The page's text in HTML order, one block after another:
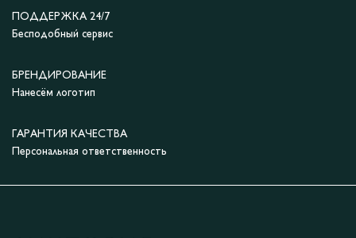
ПОДДЕРЖКА 24/7
Бесподобный сервис
БРЕНДИРОВАНИЕ
Нанесём логотип
ГАРАНТИЯ КАЧЕСТВА
Персональная ответственность